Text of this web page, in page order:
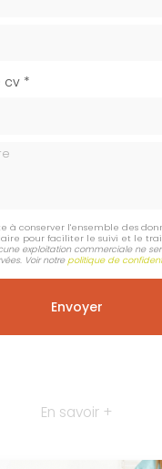
cv *
à conserver l'ensemble des
pour faciliter le suivi et le
exploitation commerciale ne
Voir notrepolitique de
En savoir +